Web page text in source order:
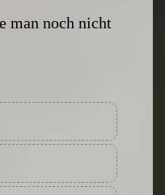
man noch nicht